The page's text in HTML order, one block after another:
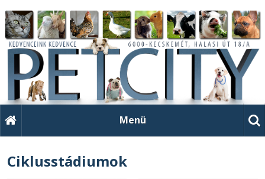
Menü
Ciklusstádiumok